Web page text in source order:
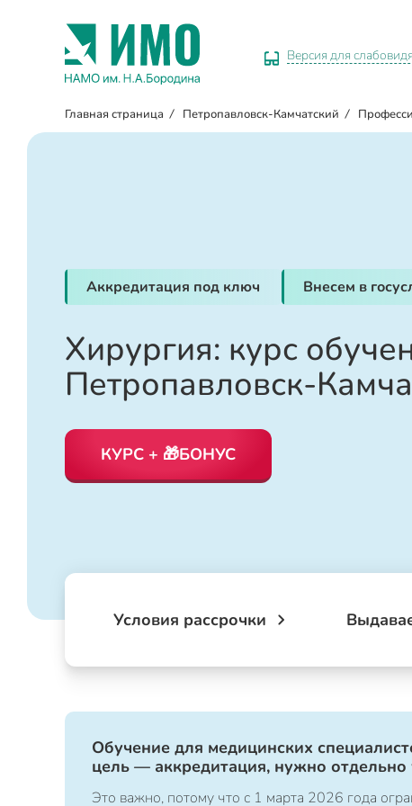
Версия для
Главная страница / Петропавловск-Камчатский /
Аккредитация под ключ Внесем в
Хирургия: курс
Петропавловск-
КУРС + 🎁БОНУС
Условия рассрочки
Обучение для медицинских
цель — аккредитация, нужно
Это важно, потому что с 1 марта 2026 года